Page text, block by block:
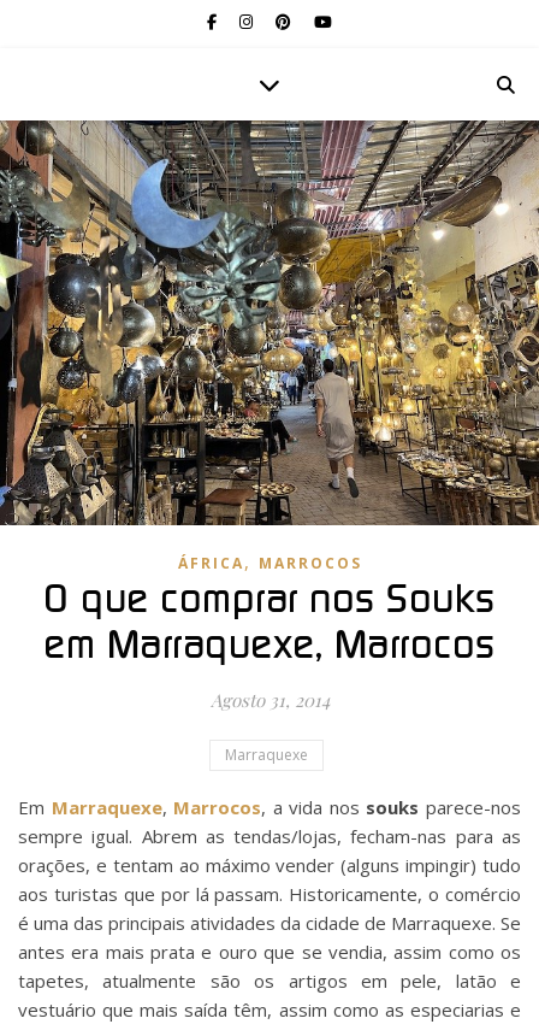
ÁFRICA, MARROCOS
O que comprar nos Souks
em Marraquexe, Marrocos
Agosto 31, 2014
Marraquexe
Em Marraquexe, Marrocos, a vida nos souks parece-nos
sempre igual. Abrem as tendas/lojas, fecham-nas para as
orações, e tentam ao máximo vender (alguns impingir) tudo
aos turistas que por lá passam. Historicamente, o comércio
é uma das principais atividades da cidade de Marraquexe. Se
antes era mais prata e ouro que se vendia, assim como os
tapetes, atualmente são os artigos em pele, latão e
vestuário que mais saída têm, assim como as especiarias e